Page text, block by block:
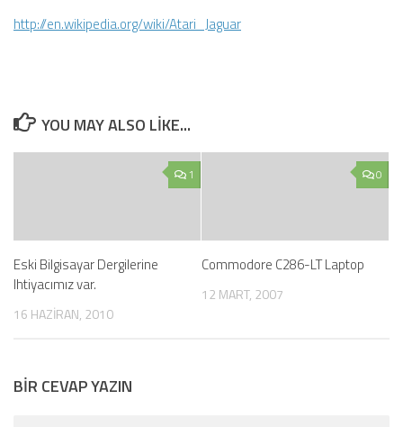
http://en.wikipedia.org/wiki/Atari_Jaguar
YOU MAY ALSO LIKE...
1
Eski Bilgisayar Dergilerine
Ihtiyacımız var.
16 HAZIRAN, 2010
0
Commodore C286-LT Laptop
12 MART, 2007
BIR CEVAP YAZIN